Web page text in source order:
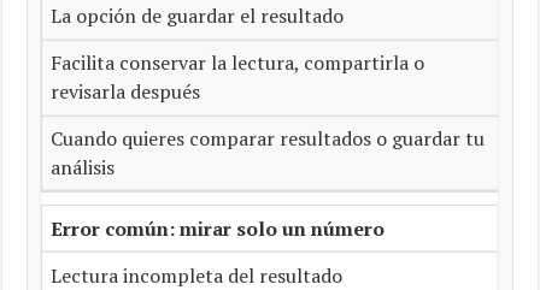
La opción de guardar el resultado
Facilita conservar la lectura, compartirla o
revisarla después
Cuando quieres comparar resultados o guardar tu
análisis
Error común: mirar solo un número
Lectura incompleta del resultado